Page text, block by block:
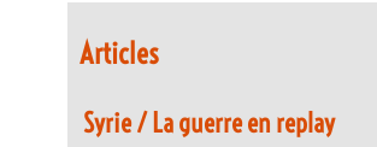
Articles
Syrie / La guerre en replay